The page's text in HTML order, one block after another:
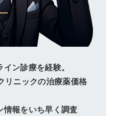
ン診療を経験。
リニックの治療薬価格
情報をいち早く調査